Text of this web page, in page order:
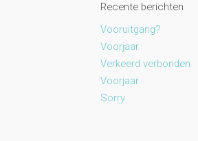
Recente berichten
Vooruitgang?
Voorjaar
Verkeerd verbonden
Voorjaar
Sorry